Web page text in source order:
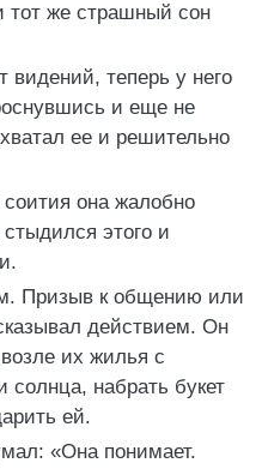
тот же страшный сон
видений, теперь у него
и еще не
ее и решительно
она жалобно
этого и
Призыв к общению или
действием. Он
их жилья с
набрать букет
ей.
«Она понимает.